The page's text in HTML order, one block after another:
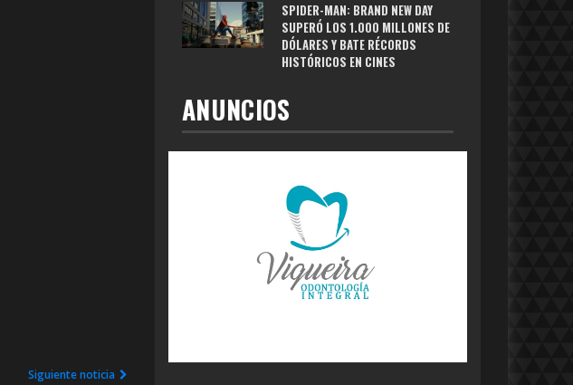
Siguiente noticia
SPIDER-MAN: BRAND NEW DAY
SUPERÓ LOS 1.000 MILLONES DE
DÓLARES Y BATE RÉCORDS
HISTÓRICOS EN CINES
ANUNCIOS